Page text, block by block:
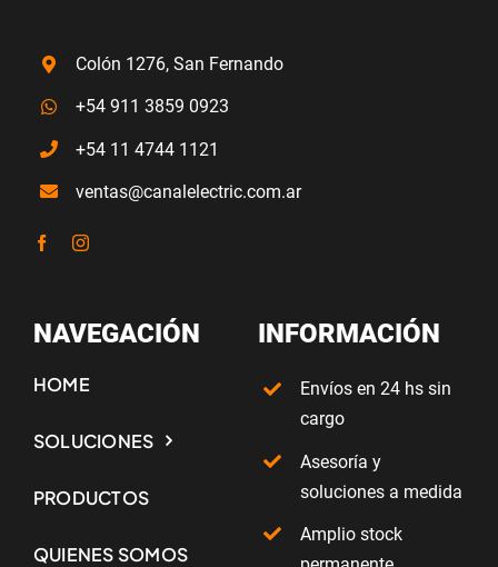
+54 911 3859 0923
+54 11 4744 1121
ventas@canalelectric.com.ar
HOME
SOLUCIONES
PRODUCTOS
QUIENES SOMOS
Envíos en 24 hs sin
Asesoría y
Amplio stock
Cursos y